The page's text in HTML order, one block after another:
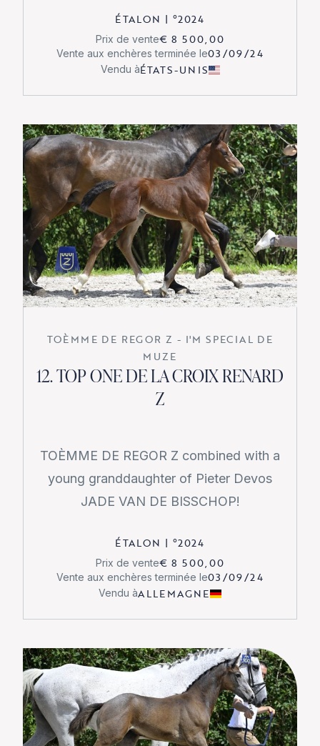
ÉTALON | °2024
Prix de vente€ 8 500,00
Vente aux enchères terminée le03/09/24
Vendu àÉTATS-UNIS
TOÈMME DE REGOR Z - I'M SPECIAL DE
MUZE
12. TOP ONE DE LA CROIX RENARD
Z
TOÈMME DE REGOR Z combined with a
young granddaughter of Pieter Devos
JADE VAN DE BISSCHOP!
ÉTALON | °2024
Prix de vente€ 8 500,00
Vente aux enchères terminée le03/09/24
Vendu àALLEMAGNE